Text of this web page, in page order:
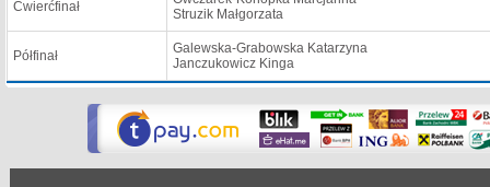
Ćwierćfinał
Struzik Małgorzata
Półfinał
Galewska-Grabowska Katarzyna
Janczukowicz Kinga